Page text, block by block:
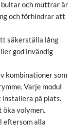
och muttrar är
och förhindrar att
säkerställa lång
god invändig
kombinationer som
Varje modul
på plats.
volymen.
eftersom alla